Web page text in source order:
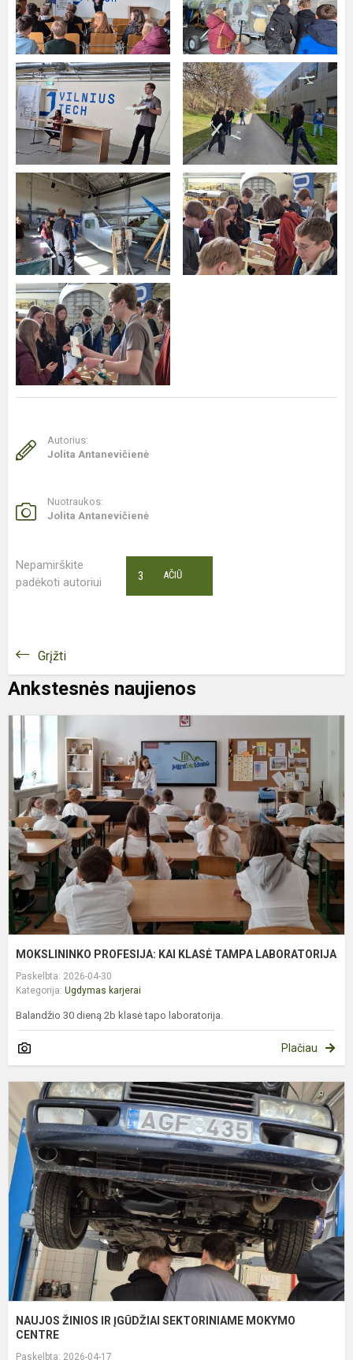
Autorius:
Jolita Antanevičienė
Nuotraukos:
Jolita Antanevičienė
Nepamirškite
padėkoti autoriui
AČIŪ
3
Grįžti
Ankstesnės naujienos
MOKSLININKO PROFESIJA: KAI KLASĖ TAMPA LABORATORIJA
Paskelbta: 2026-04-30
Kategorija: Ugdymas karjerai
Balandžio 30 dieną 2b klasė tapo laboratorija.
Plačiau
NAUJOS ŽINIOS IR ĮGŪDŽIAI SEKTORINIAME MOKYMO
CENTRE
Paskelbta: 2026-04-17